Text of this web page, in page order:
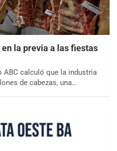
la previa a las fiestas
ABC calculó que la industria
de cabezas, una…